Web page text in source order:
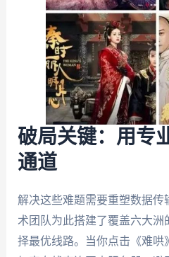
破局关键：用专
通道
解决这些难题需要重塑数据传
术团队为此搭建了覆盖六大
择最优线路。当你点击《难哄